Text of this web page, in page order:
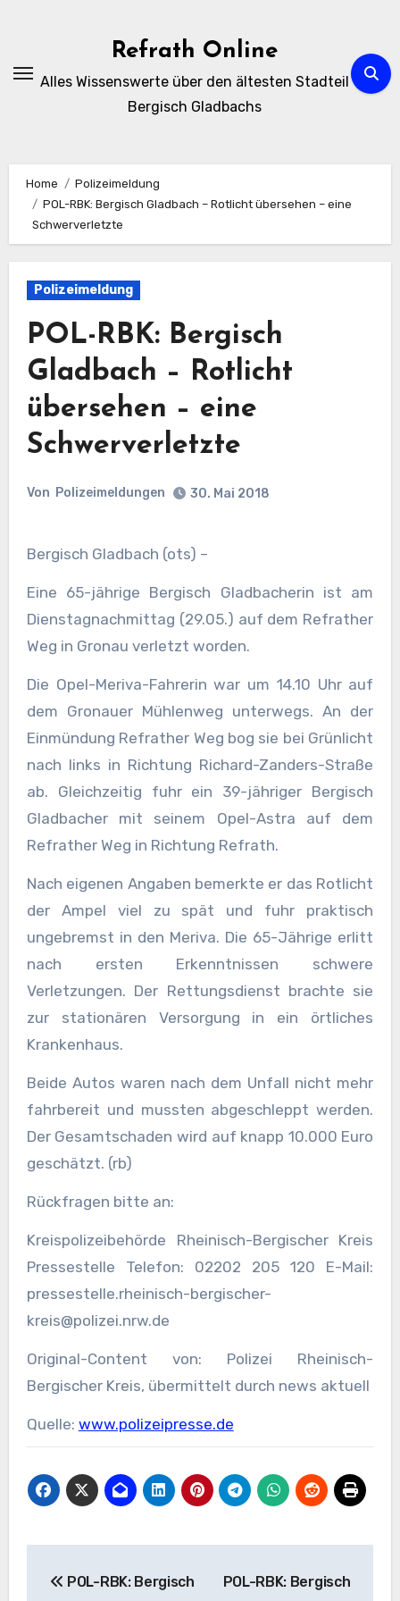
Refrath Online
Alles Wissenswerte über den ältesten Stadteil
Bergisch Gladbachs
Home
Polizeimeldung
POL-RBK: Bergisch Gladbach – Rotlicht übersehen – eine
Schwerverletzte
Polizeimeldung
POL-RBK: Bergisch
Gladbach – Rotlicht
übersehen – eine
Schwerverletzte
Von Polizeimeldungen 30. Mai 2018
Bergisch Gladbach (ots) –
Eine 65-jährige Bergisch Gladbacherin ist am
Dienstagnachmittag (29.05.) auf dem Refrather
Weg in Gronau verletzt worden.
Die Opel-Meriva-Fahrerin war um 14.10 Uhr auf
dem Gronauer Mühlenweg unterwegs. An der
Einmündung Refrather Weg bog sie bei Grünlicht
nach links in Richtung Richard-Zanders-Straße
ab. Gleichzeitig fuhr ein 39-jähriger Bergisch
Gladbacher mit seinem Opel-Astra auf dem
Refrather Weg in Richtung Refrath.
Nach eigenen Angaben bemerkte er das Rotlicht
der Ampel viel zu spät und fuhr praktisch
ungebremst in den Meriva. Die 65-Jährige erlitt
nach ersten Erkenntnissen schwere
Verletzungen. Der Rettungsdienst brachte sie
zur stationären Versorgung in ein örtliches
Krankenhaus.
Beide Autos waren nach dem Unfall nicht mehr
fahrbereit und mussten abgeschleppt werden.
Der Gesamtschaden wird auf knapp 10.000 Euro
geschätzt. (rb)
Rückfragen bitte an:
Kreispolizeibehörde Rheinisch-Bergischer Kreis
Pressestelle Telefon: 02202 205 120 E-Mail:
pressestelle.rheinisch-bergischer-
kreis@polizei.nrw.de
Original-Content von: Polizei Rheinisch-
Bergischer Kreis, übermittelt durch news aktuell
Quelle: www.polizeipresse.de
POL-RBK: Bergisch
POL-RBK: Bergisch